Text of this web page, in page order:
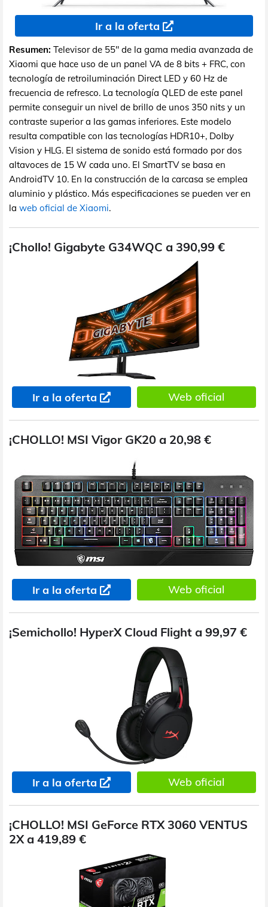
Ir a la oferta
Resumen: Televisor de 55" de la gama media avanzada de
Xiaomi que hace uso de un panel VA de 8 bits + FRC, con
tecnología de retroiluminación Direct LED y 60 Hz de
frecuencia de refresco. La tecnología QLED de este panel
permite conseguir un nivel de brillo de unos 350 nits y un
contraste superior a las gamas inferiores. Este modelo
resulta compatible con las tecnologías HDR10+, Dolby
Vision y HLG. El sistema de sonido está formado por dos
altavoces de 15 W cada uno. El SmartTV se basa en
AndroidTV 10. En la construcción de la carcasa se emplea
aluminio y plástico. Más especificaciones se pueden ver en
la web oficial de Xiaomi.
¡Chollo! Gigabyte G34WQC a 390,99 €
Ir a la oferta Web oficial
¡CHOLLO! MSI Vigor GK20 a 20,98 €
Ir a la oferta Web oficial
¡Semichollo! HyperX Cloud Flight a 99,97 €
Ir a la oferta Web oficial
¡CHOLLO! MSI GeForce RTX 3060 VENTUS
2X a 419,89 €